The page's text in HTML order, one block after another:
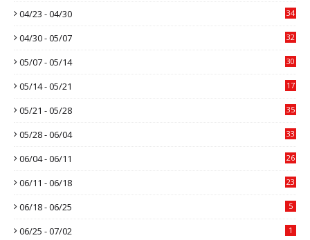
04/23 - 04/30 34
04/30 - 05/07 32
05/07 - 05/14 30
05/14 - 05/21 17
05/21 - 05/28 35
05/28 - 06/04 33
06/04 - 06/11 26
06/11 - 06/18 23
06/18 - 06/25 5
06/25 - 07/02 1